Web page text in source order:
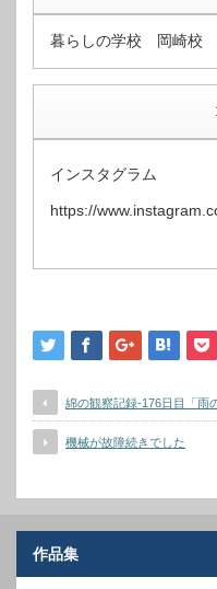
暮らしの学校 岡崎校
インスタグラム
https://
綿の観察記録-176日目「雨
機械が故障続きでした
作品集